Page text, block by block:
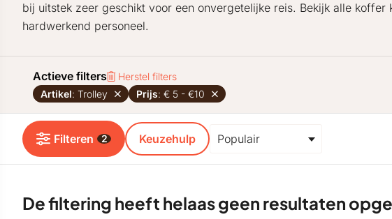
bij uitstek zeer geschikt voor een onvergetelijke reis. Bekijk alle koffer
hardwerkend personeel.
Actieve filters
Herstel filters
Artikel: Trolley Prijs: € 5 - €10
Filteren 2 Keuzehulp
De filtering heeft helaas geen resultaten